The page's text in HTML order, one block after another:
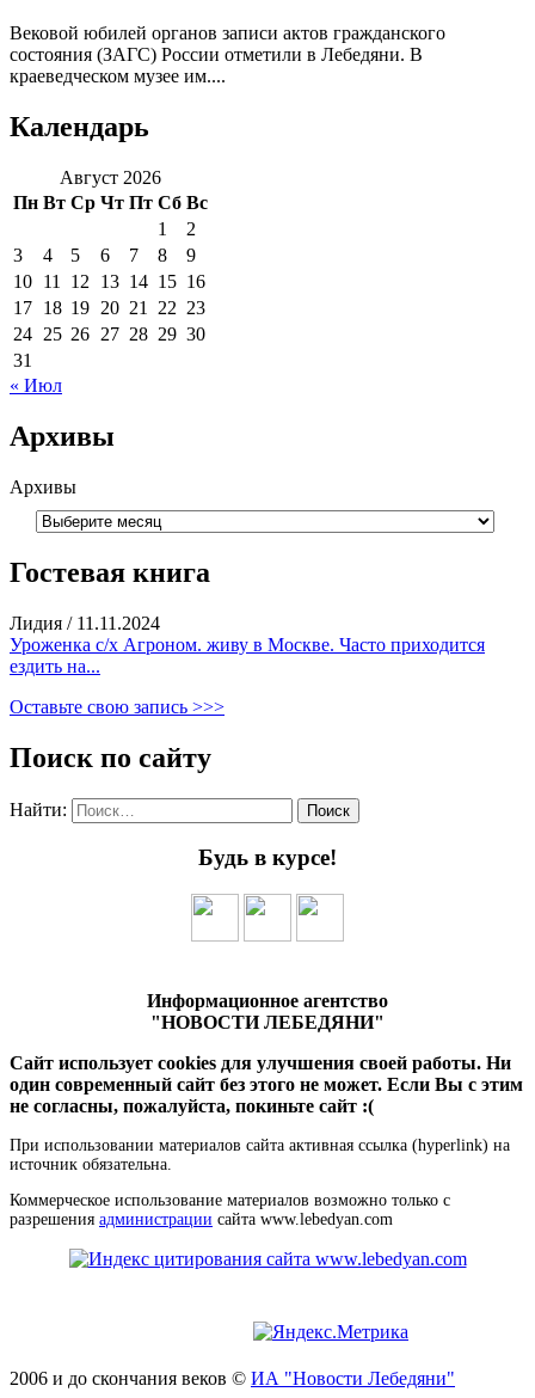
Вековой юбилей органов записи актов гражданского
состояния (ЗАГС) России отметили в Лебедяни. В
краеведческом музее им....
Календарь
Август 2026
Пн Вт Ср Чт Пт Сб Вс
1
2
3
4 5 6 7 8
9
10 11 12 13 14 15 16
17 18 19 20 21 22 23
24 25 26 27 28 29 30
31
« Июл
Архивы
Архивы
Гостевая книга
Лидия / 11.11.2024
Уроженка с/х Агроном. живу в Москве. Часто приходится
ездить на...
Оставьте свою запись >>>
Поиск по сайту
Найти:
Будь в курсе!
Информационное агентство
"НОВОСТИ ЛЕБЕДЯНИ"
Сайт использует cookies для улучшения своей работы. Ни
один современный сайт без этого не может. Если Вы с этим
не согласны, пожалуйста, покиньте сайт :(
При использовании материалов сайта активная ссылка (hyperlink) на
источник обязательна.
Коммерческое использование материалов возможно только с
разрешения администрации сайта www.lebedyan.com
2006 и до скончания веков © ИА "Новости Лебедяни"